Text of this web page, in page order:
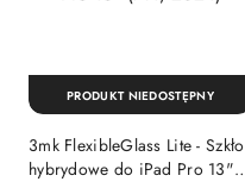
3mk FlexibleGlass Lite - Szkło
hybrydowe do iPad Pro 13"
PRODUKT NIEDOSTĘPNY